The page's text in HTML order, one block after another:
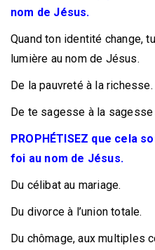
nom de Jésus.
Quand ton identité change,
lumière au nom de Jésus.
De la pauvreté à la richesse.
De te sagesse à la sagesse
PROPHÉTISEZ que cela
foi au nom de Jésus.
Du célibat au mariage.
Du divorce à l’union totale.
Du chômage, aux multiples